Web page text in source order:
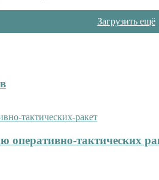
Загрузить ещё
оперативно-тактических